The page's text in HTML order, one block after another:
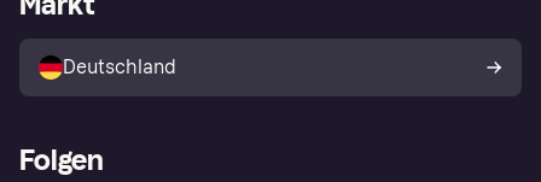
Shops entdecken
Käuferschutzrichtlinie
Dein Widerrufsrecht
Deutschland
Folgen